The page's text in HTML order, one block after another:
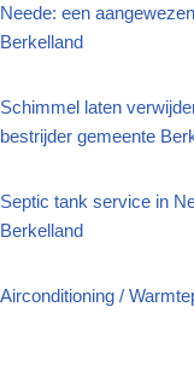
Neede: een
Berkelland
Schimmel laten
bestrijder gemeente
Septic tank service in
Berkelland
Airconditioning /